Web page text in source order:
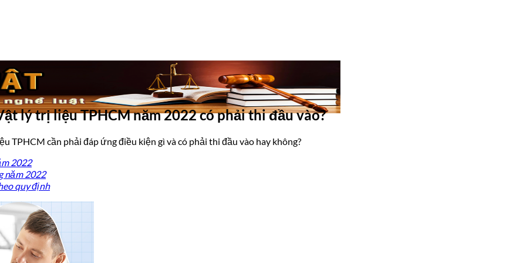
lý trị liệu TPHCM năm 2022 có phải thi đầu vào?
TPHCM cần phải đáp ứng điều kiện gì và có phải thi đầu vào hay không?
2022
năm 2022
quy định